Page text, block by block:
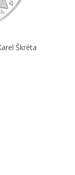
Škréta